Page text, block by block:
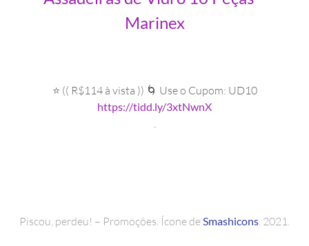
Marinex
⭐ (( R$114 à vista )) 🌀 Use o Cupom: UD10
https://tidd.ly/3xtNwnX
.
Piscou, perdeu! – Promoções. Ícone de Smashicons . 2021.